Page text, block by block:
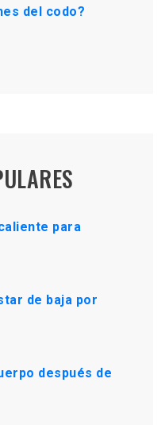
del codo?
para
de baja por
después de